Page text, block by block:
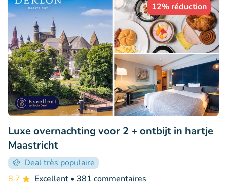
12% réduction
Luxe overnachting voor 2 + ontbijt in hartje
Maastricht
Deal très populaire
8.7
Excellent • 381 commentaires